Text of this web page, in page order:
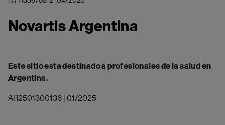
Novartis Argentina
Este sitio esta destinado a profesionales de la salud en
Argentina.
AR2501300136 | 01/2025